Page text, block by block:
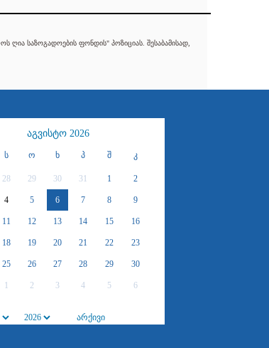
ღია საზოგადოების ფონდის" პოზიციას. შესაბამისად,
აგვისტო 2026
ს ო ხ პ შ კ
28 29 30 31 1 2
4 5 6 7 8 9
11 12 13 14 15 16
18 19 20 21 22 23
25 26 27 28 29 30
1 2 3 4 5 6